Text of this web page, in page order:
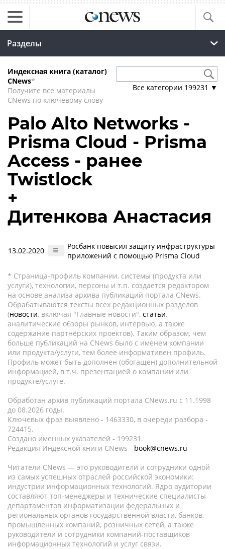
Разделы
Индексная книга (каталог)
CNews*
Получите все материалы
CNews по ключевому слову
Все категории 199231 ▼
Palo Alto Networks -
Prisma Cloud - Prisma
Access - ранее
Twistlock
+
Дитенкова Анастасия
13.02.2020
Росбанк повысил защиту инфраструктуры
приложений с помощью Prisma Cloud
* Страница-профиль компании, системы (продукта или
услуги), технологии, персоны и т.п. создается редактором
на основе анализа архива публикаций портала CNews.
Обрабатываются тексты всех редакционных разделов
(новости, включая "Главные новости", статьи,
аналитические обзоры рынков, интервью, а также
содержание партнёрских проектов). Таким образом, чем
больше публикаций на CNews было с именем компании
или продукта/услуги, тем более информативен профиль.
Профиль может быть дополнен (обогащен) дополнительной
информацией, в т.ч. презентацией о компании или
продукте/услуге.
Обработан архив публикаций портала CNews.ru c 11.1998
до 08.2026 годы.
Ключевых фраз выявлено - 1463330, в очереди разбора -
724415.
Создано именных указателей - 199231.
Редакция Индексной книги CNews - book@cnews.ru
Читатели CNews — это руководители и сотрудники одной
из самых успешных отраслей российской экономики:
индустрии информационных технологий. Ядро аудитории
составляют топ-менеджеры и технические специалисты
департаментов информатизации федеральных и
региональных органов государственной власти, банков,
промышленных компаний, розничных сетей, а также
руководители и сотрудники компаний-поставщиков
информационных технологий и услуг связи.